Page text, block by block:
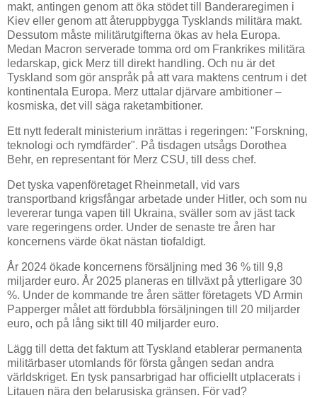
makt, antingen genom att öka stödet till Banderaregimen i
Kiev eller genom att återuppbygga Tysklands militära makt.
Dessutom måste militärutgifterna ökas av hela Europa.
Medan Macron serverade tomma ord om Frankrikes militära
ledarskap, gick Merz till direkt handling. Och nu är det
Tyskland som gör anspråk på att vara maktens centrum i det
kontinentala Europa. Merz uttalar djärvare ambitioner –
kosmiska, det vill säga raketambitioner.
Ett nytt federalt ministerium inrättas i regeringen: "Forskning,
teknologi och rymdfärder". På tisdagen utsågs Dorothea
Behr, en representant för Merz CSU, till dess chef.
Det tyska vapenföretaget Rheinmetall, vid vars
transportband krigsfångar arbetade under Hitler, och som nu
levererar tunga vapen till Ukraina, sväller som av jäst tack
vare regeringens order. Under de senaste tre åren har
koncernens värde ökat nästan tiofaldigt.
År 2024 ökade koncernens försäljning med 36 % till 9,8
miljarder euro. År 2025 planeras en tillväxt på ytterligare 30
%. Under de kommande tre åren sätter företagets VD Armin
Papperger målet att fördubbla försäljningen till 20 miljarder
euro, och på lång sikt till 40 miljarder euro.
Lägg till detta det faktum att Tyskland etablerar permanenta
militärbaser utomlands för första gången sedan andra
världskriget. En tysk pansarbrigad har officiellt utplacerats i
Litauen nära den belarusiska gränsen. För vad?